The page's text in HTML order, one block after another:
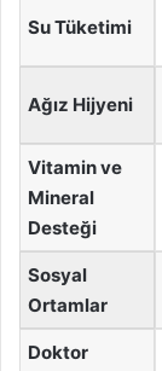
Su Tüketimi
Ağız Hijyeni
Vitamin ve
Mineral
Desteği
Sosyal
Ortamlar
Doktor